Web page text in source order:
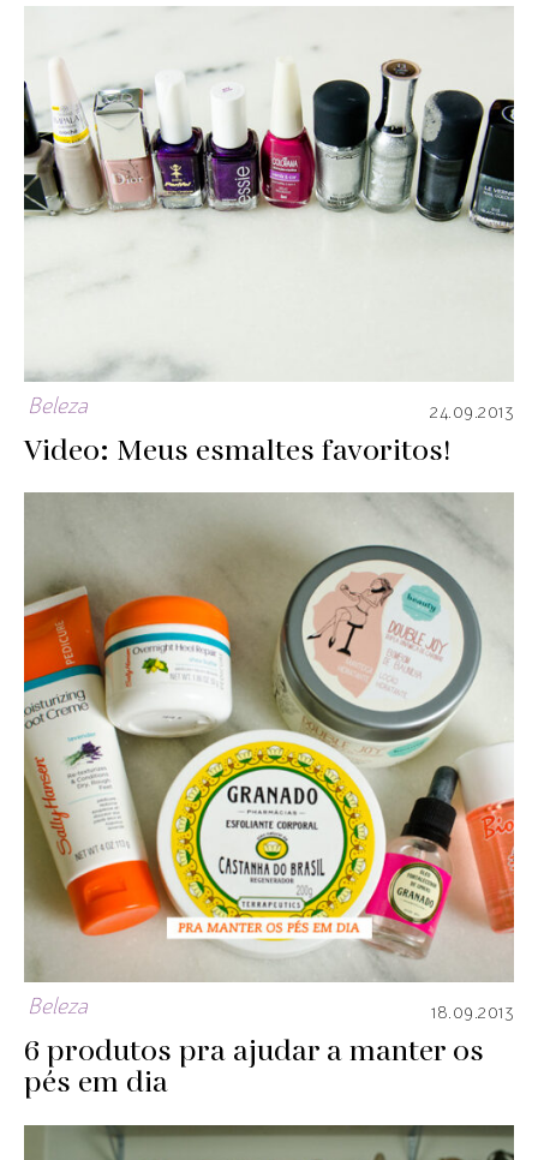
Beleza 24.09.2013
Video: Meus esmaltes favoritos!
Beleza 18.09.2013
6 produtos pra ajudar a manter os
pés em dia